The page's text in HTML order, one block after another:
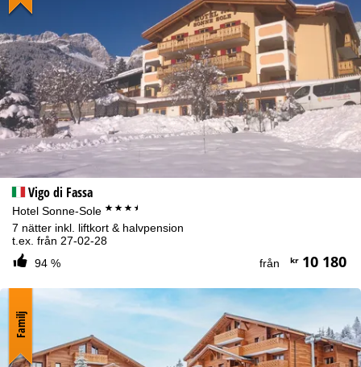
Vigo di Fassa
Hotel Sonne-Sole ***+
7 nätter inkl. liftkort & halvpension
t.ex. från 27-02-28
94 %
från kr10 180
Familj